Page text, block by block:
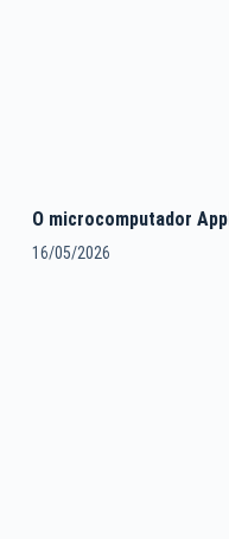
O microcomputador
16/05/2026